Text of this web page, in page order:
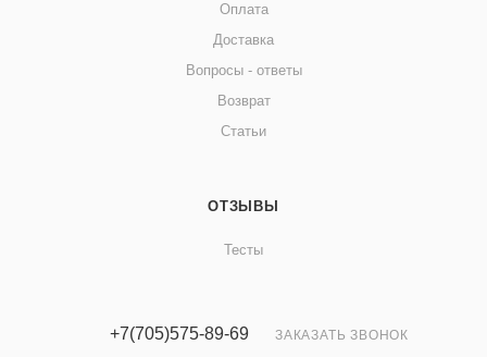
Оплата
Доставка
Вопросы - ответы
Возврат
Статьи
ОТЗЫВЫ
Тесты
+7(705)575-89-69 ЗАКАЗАТЬ ЗВОНОК